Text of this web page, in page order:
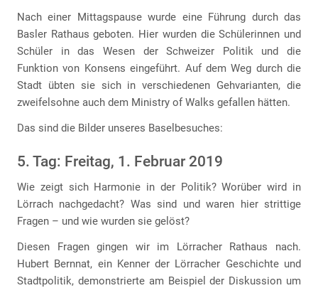
Nach einer Mittagspause wurde eine Führung durch das
Basler Rathaus geboten. Hier wurden die Schülerinnen und
Schüler in das Wesen der Schweizer Politik und die
Funktion von Konsens eingeführt. Auf dem Weg durch die
Stadt übten sie sich in verschiedenen Gehvarianten, die
zweifelsohne auch dem Ministry of Walks gefallen hätten.
Das sind die Bilder unseres Baselbesuches:
5. Tag: Freitag, 1. Februar 2019
Wie zeigt sich Harmonie in der Politik? Worüber wird in
Lörrach nachgedacht? Was sind und waren hier strittige
Fragen – und wie wurden sie gelöst?
Diesen Fragen gingen wir im Lörracher Rathaus nach.
Hubert Bernnat, ein Kenner der Lörracher Geschichte und
Stadtpolitik, demonstrierte am Beispiel der Diskussion um